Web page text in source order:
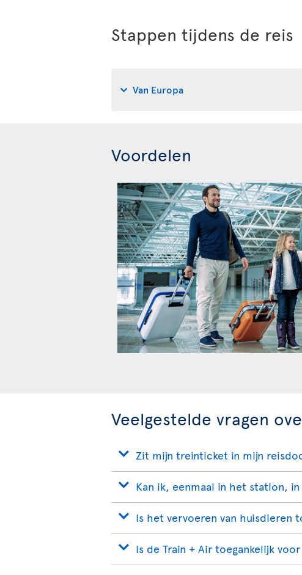
Stappen tijdens de reis
Van Europa
Voordelen
Veelgestelde vragen
Zit mijn treinticket in mijn
Kan ik, eenmaal in het station,
Is het vervoeren van huisdieren
Is de Train + Air toegankelijk